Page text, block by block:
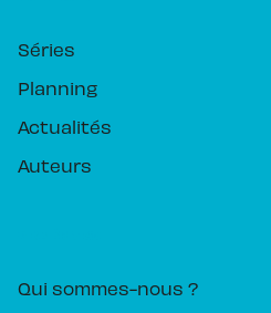
Séries
Planning
Actualités
Auteurs
Qui sommes-nous ?